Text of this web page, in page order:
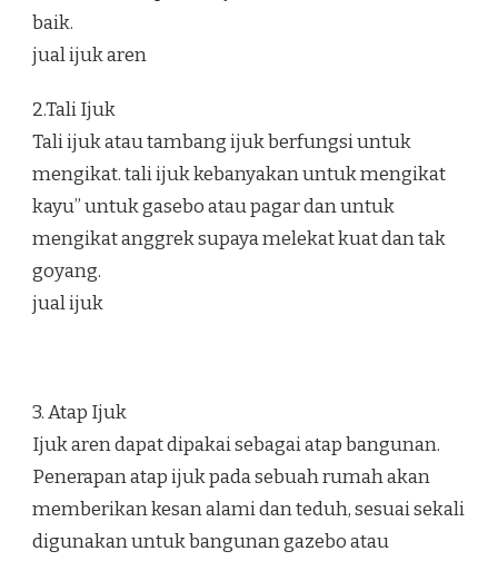
baik.
jual ijuk aren
2.Tali Ijuk
Tali ijuk atau tambang ijuk berfungsi untuk
mengikat. tali ijuk kebanyakan untuk mengikat
kayu” untuk gasebo atau pagar dan untuk
mengikat anggrek supaya melekat kuat dan tak
goyang.
jual ijuk
3. Atap Ijuk
Ijuk aren dapat dipakai sebagai atap bangunan.
Penerapan atap ijuk pada sebuah rumah akan
memberikan kesan alami dan teduh, sesuai sekali
digunakan untuk bangunan gazebo atau